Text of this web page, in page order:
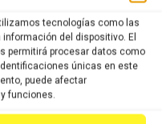
tecnologías como las
del dispositivo. El
permitirá procesar datos como
únicas en este
puede afectar
funciones.